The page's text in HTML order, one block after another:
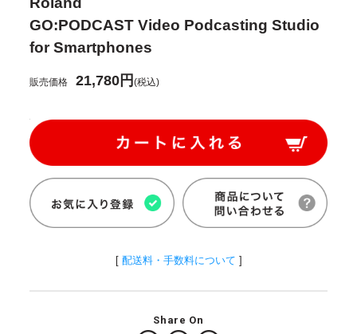
GO:PODCAST Video Podcasting Studio
for Smartphones
販売価格 21,780円(税込)
[ 配送料・手数料について ]
Share On